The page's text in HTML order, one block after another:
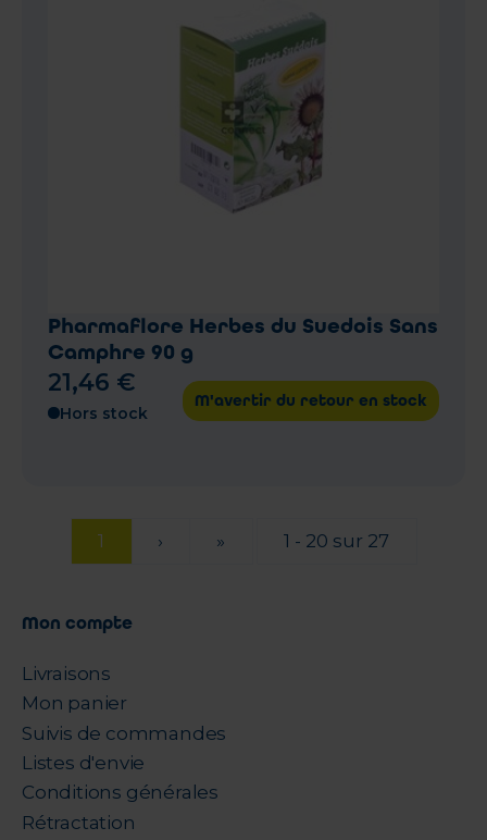
Pharmaflore Herbes du Suedois Sans
Camphre 90 g
21,46 €
Hors stock
M'avertir du retour en stock
1 › » 1 - 20 sur 27
Mon compte
Livraisons
Mon panier
Suivis de commandes
Listes d'envie
Conditions générales
Rétractation